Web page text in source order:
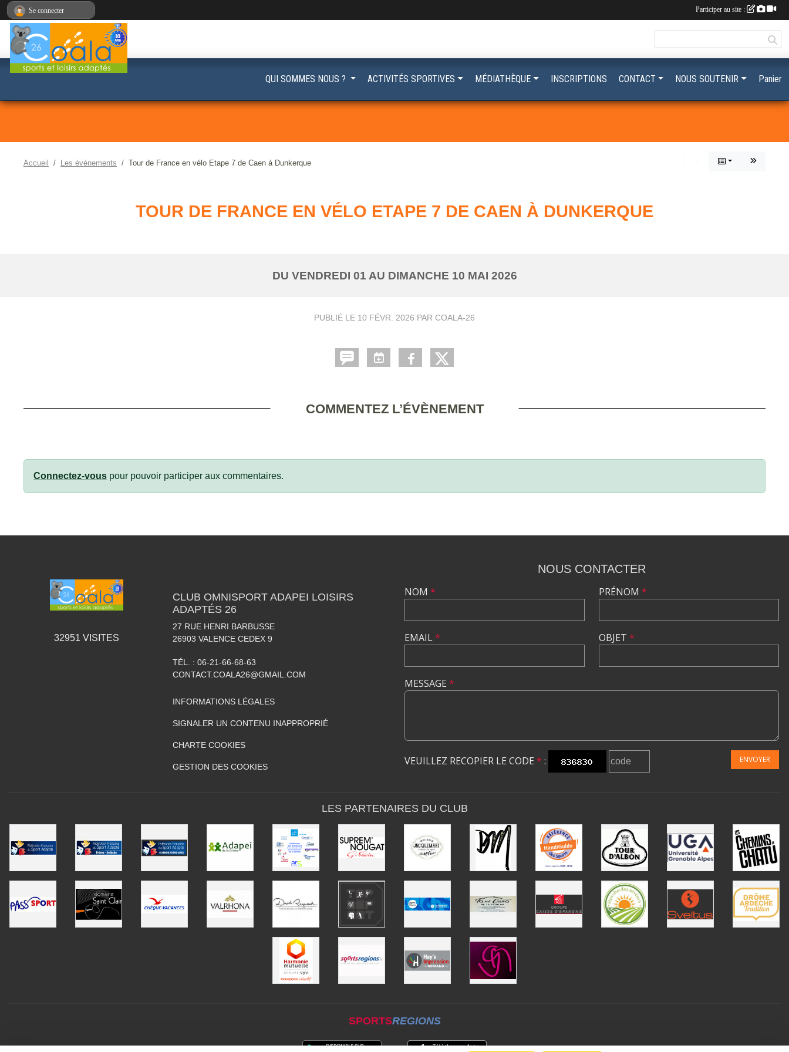
Accueil Les évènements Tour de France en vélo Etape 7 de Caen à Dunkerque
TOUR DE FRANCE EN VÉLO ETAPE 7 DE CAEN À DUNKERQUE
DU VENDREDI 01 AU DIMANCHE 10 MAI 2026
PUBLIÉ LE 10 FÉVR. 2026 PAR COALA-26
COMMENTEZ L’ÉVÈNEMENT
Connectez-vous pour pouvoir participer aux commentaires.
QUI SOMMES NOUS ? ACTIVITÉS SPORTIVES MÉDIATHÈQUE INSCRIPTIONS CONTACT NOUS SOUTENIR Panier
32951 VISITES
CLUB OMNISPORT ADAPEI LOISIRS
ADAPTÉS 26
27 RUE HENRI BARBUSSE
26903 VALENCE CEDEX 9
TÉL. : 06-21-66-68-63
CONTACT.COALA26@GMAIL.COM
INFORMATIONS LÉGALES
SIGNALER UN CONTENU INAPPROPRIÉ
CHARTE COOKIES
GESTION DES COOKIES
NOUS CONTACTER
NOM *
EMAIL*
PRÉNOM *
OBJET *
MESSAGE *
VEUILLEZ RECOPIER LE CODE * : ENVOYER
LES PARTENAIRES DU CLUB
SPORTSREGIONS
Se connecter Participer au site :
Panneau de gestion des cookies